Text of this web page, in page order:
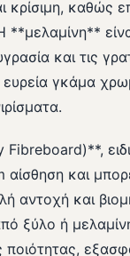
κρίσιμη, καθώς
και τις
ευρεία γκάμα
και
αντοχή και
ξύλο ή
ποιότητας,